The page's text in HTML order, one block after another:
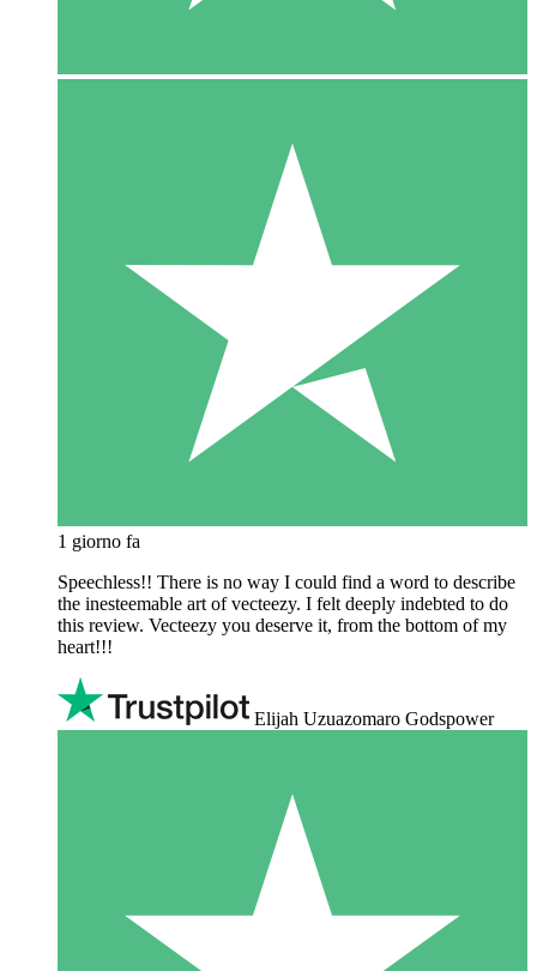
1 giorno fa
Speechless!! There is no way I could find a word to describe
the inesteemable art of vecteezy. I felt deeply indebted to do
this review. Vecteezy you deserve it, from the bottom of my
heart!!!
Elijah Uzuazomaro Godspower